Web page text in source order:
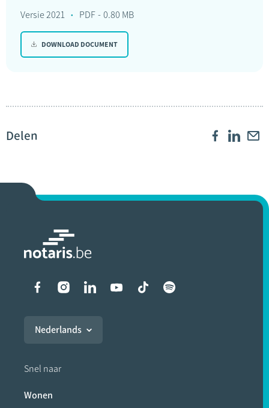
Versie 2021 PDF 0.80 MB
DOWNLOAD DOCUMENT
Delen
Liens vers les réseaux
Nederlands
Snel naar
Wonen